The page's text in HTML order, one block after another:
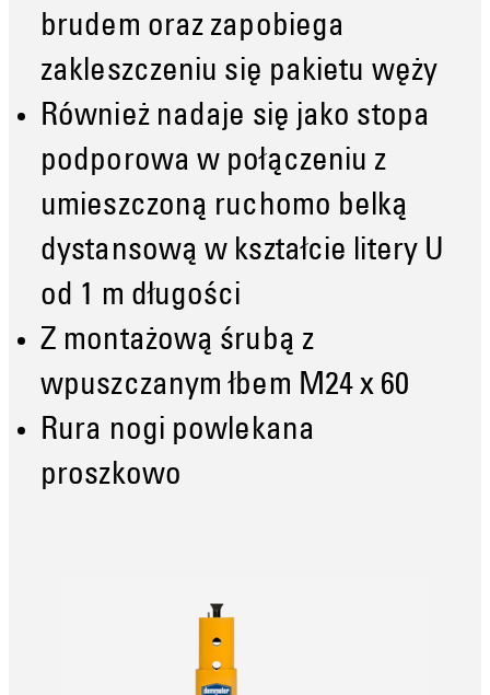
brudem oraz zapobiega
zakleszczeniu się pakietu węży
Również nadaje się jako stopa
podporowa w połączeniu z
umieszczoną ruchomo belką
dystansową w kształcie litery U
od 1 m długości
Z montażową śrubą z
wpuszczanym łbem M24 x 60
Rura nogi powlekana
proszkowo